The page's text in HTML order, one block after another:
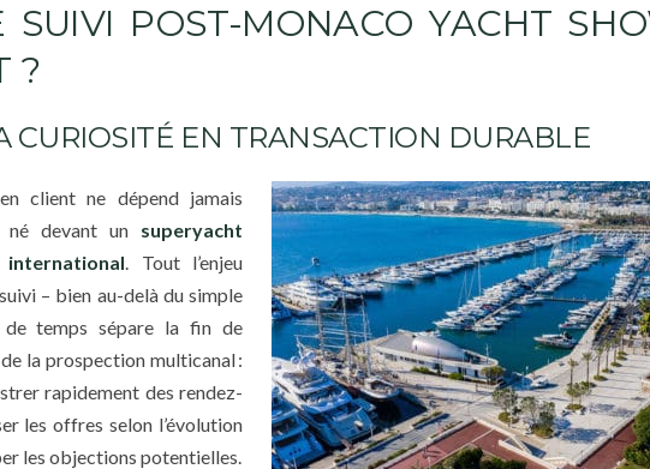
SUIVI POST-MONACO YACHT
?
CURIOSITÉ EN TRANSACTION DURABLE
client ne dépend jamais
devant un superyacht
international. Tout l’enjeu
– bien au-delà du simple
temps sépare la fin de
la prospection multicanal :
rapidement des rendez-
les offres selon l’évolution
les objections potentielles.